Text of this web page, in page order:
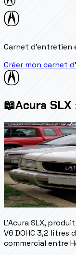
Carnet d'entretien
Créer mon carnet
📖Acura
L'Acura SLX,
V6 DOHC 3,2
commercial entre